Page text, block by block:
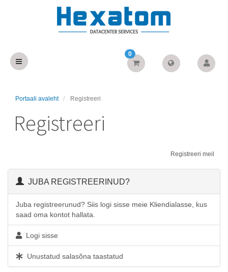
0
Portaali avaleht Registreeri
Registreeri
Registreeri meil
JUBA REGISTREERINUD?
Juba registreerunud? Siis logi sisse meie Kliendialasse, kus
saad oma kontot hallata.
Logi sisse
Unustatud salasõna taastatud